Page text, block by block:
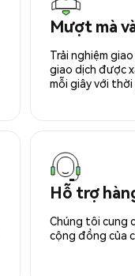
Mượt mà
Trải nghiệm
giao dịch được
mỗi giây với
Hỗ trợ
Chúng tôi cung
cộng đồng của